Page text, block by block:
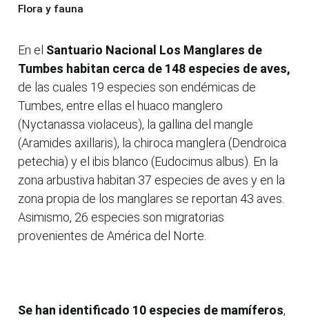
Flora y fauna
En el Santuario Nacional Los Manglares de
Tumbes habitan cerca de 148 especies de aves,
de las cuales 19 especies son endémicas de
Tumbes, entre ellas el huaco manglero
(Nyctanassa violaceus), la gallina del mangle
(Aramides axillaris), la chiroca manglera (Dendroica
petechia) y el ibis blanco (Eudocimus albus). En la
zona arbustiva habitan 37 especies de aves y en la
zona propia de los manglares se reportan 43 aves.
Asimismo, 26 especies son migratorias
provenientes de América del Norte.
Se han identificado 10 especies de mamíferos,